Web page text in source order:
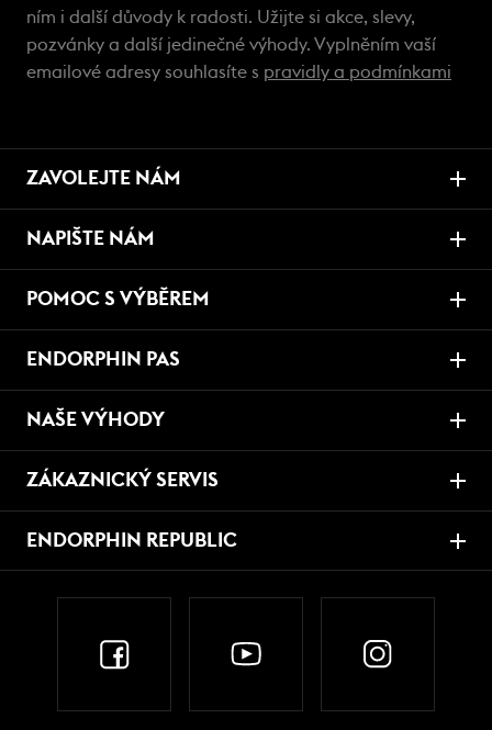
ním i další důvody k radosti. Užijte si akce, slevy,
pozvánky a další jedinečné výhody. Vyplněním vaší
emailové adresy souhlasíte s pravidly a podmínkami
ZAVOLEJTE NÁM
NAPIŠTE NÁM
POMOC S VÝBĚREM
ENDORPHIN PAS
NAŠE VÝHODY
ZÁKAZNICKÝ SERVIS
ENDORPHIN REPUBLIC